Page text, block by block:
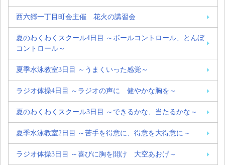
西六郷一丁目町会主催 花火の講習会
夏のわくわくスクール4日目 ～ボールコントロール、とんぼ
コントロール～
夏季水泳教室3日目 ～うまくいった感覚～
ラジオ体操4日目 ～ラジオの声に 健やかな胸を～
夏のわくわくスクール3日目 ～できるかな、当たるかな～
夏季水泳教室2日目 ～苦手を得意に、得意を大得意に～
ラジオ体操3日目 ～喜びに胸を開け 大空あおげ～